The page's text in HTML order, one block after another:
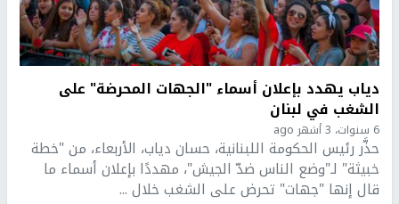
دياب يهدد بإعلان أسماء "الجهات المحرضة" على
الشغب في لبنان
6 سنوات، 3 أشهر ago
حذَّر رئيس الحكومة اللبنانية، حسان دياب، الأربعاء، من "خطة
خبيثة" لـ"وضع الناس ضدّ الجيش"، مهددًا بإعلان أسماء ما
قال إنها "جهات" تحرض على الشغب خلال ...